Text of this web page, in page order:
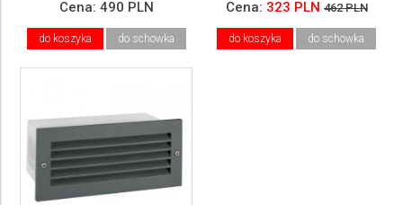
Cena: 490 PLN
do koszyka do schowka
Cena: 323 PLN 462 PLN
do koszyka do schowka